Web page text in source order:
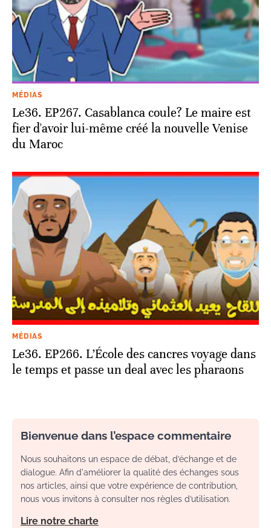
MÉDIAS
Le36. EP267. Casablanca coule? Le maire est
fier d'avoir lui-même créé la nouvelle Venise
du Maroc
MÉDIAS
Le36. EP266. L’École des cancres voyage dans
le temps et passe un deal avec les pharaons
Bienvenue dans l’espace commentaire
Nous souhaitons un espace de débat, d’échange et de
dialogue. Afin d'améliorer la qualité des échanges sous
nos articles, ainsi que votre expérience de contribution,
nous vous invitons à consulter nos règles d’utilisation.
Lire notre charte